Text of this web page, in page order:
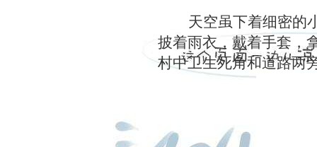
天空虽下着细密的
披着雨衣，戴着手套，
村中卫生死角和道路两